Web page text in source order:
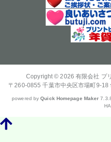
Copyright © 2026有限会社 プ
〒260-0855 千葉市中央区市場町9-
powered byQuick Homepage Maker